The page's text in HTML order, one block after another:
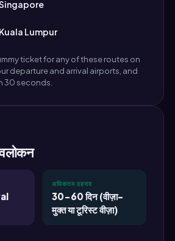
Lumpur
ticket for any of these routes on
departure and arrival airports, and
30 seconds.
अधिकतम ठहराव
30-60 दिन (वीज़ा-
मुक्त या टूरिस्ट वीज़ा)